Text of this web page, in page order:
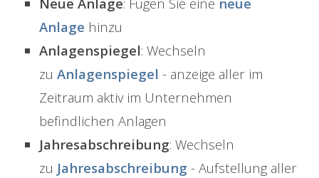
Anlage hinzu
Anlagenspiegel: Wechseln
zu Anlagenspiegel - anzeige aller im
Zeitraum aktiv im Unternehmen
befindlichen Anlagen
Jahresabschreibung: Wechseln
zu Jahresabschreibung - Aufstellung aller